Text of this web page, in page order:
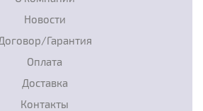
Новости
Гарантия
Оплата
Доставка
Контакты